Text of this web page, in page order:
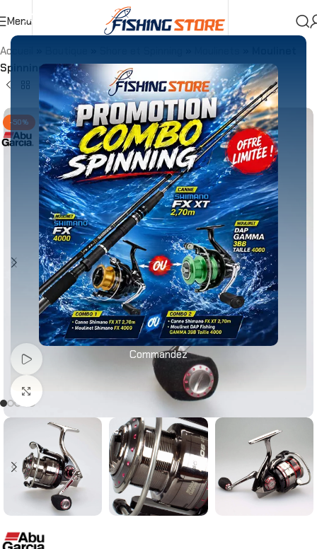
Commandez
Menu
Accueil
Spinning Abu Garcia REVO NEOS 40S EURO
-50%
Voir Vidéo
Agrandir